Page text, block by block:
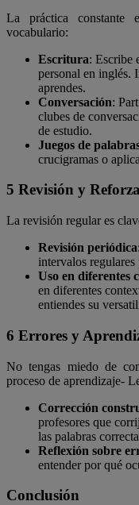
La práctica constante
vocabulario:
Escritura: Escribe
personal en inglés.
aprendes.
Conversación:
clubes de
de estudio.
Juegos de
crucigramas o
5 Revisión y
La revisión regular es
Revisión periódica
intervalos
Uso en diferentes
en diferentes
entiendes su
6 Errores y
No tengas miedo de
proceso de aprendizaje-
Corrección
profesores que
las palabras
Reflexión sobre
entender por qué
Conclusión